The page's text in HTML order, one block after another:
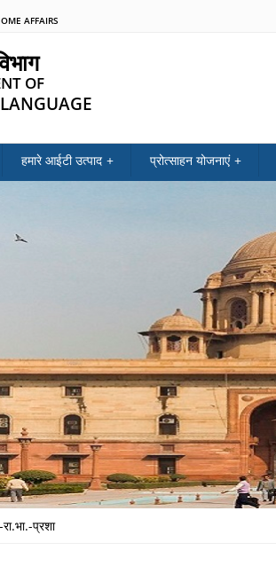
AFFAIRS
OF
हमारे आईटी उत्पाद प्रोत्साहन योजनाएं
प्रशा